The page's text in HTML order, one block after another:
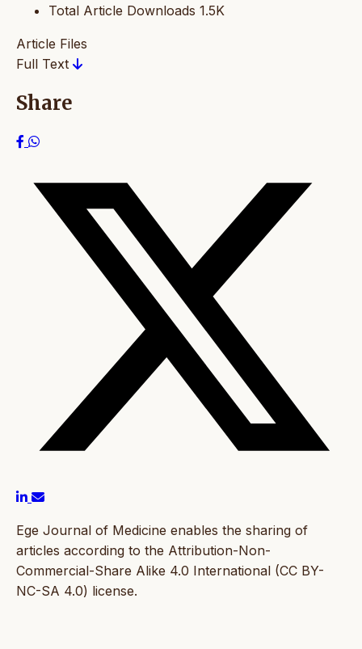
Total Article Downloads 1.5K
Article Files
Full Text
Share
Ege Journal of Medicine enables the sharing of
articles according to the Attribution-Non-
Commercial-Share Alike 4.0 International (CC BY-
NC-SA 4.0) license.